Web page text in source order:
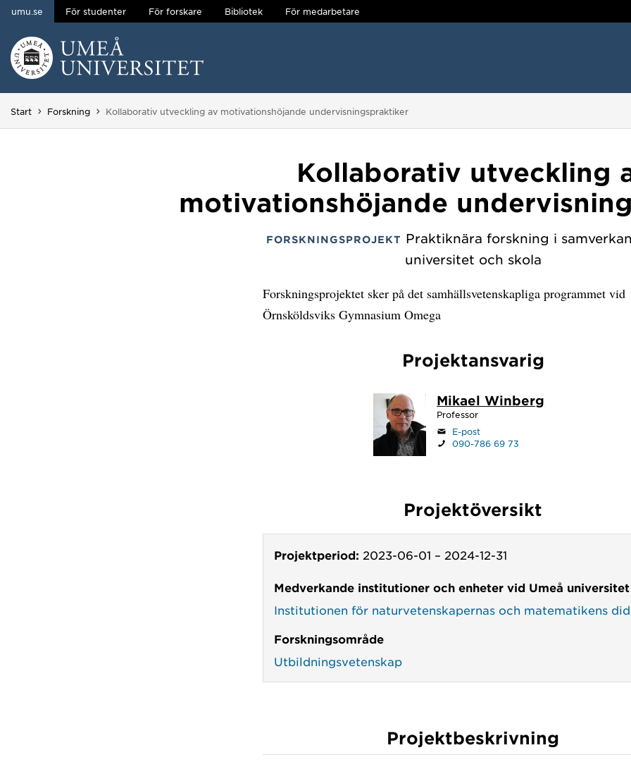
Hoppa direkt till innehållet
umu.se För studenter För forskare Bibliotek För medarbetare
Huvudmenyn dold.
Start Forskning Du är här:
Kollaborativ utveckling av motivationshöjande undervisningspraktiker
Kollaborativ utveckling
motivationshöjande
FORSKNINGSPROJEKT Praktiknära forskning i
universitet och skola
Forskningsprojektet sker på det samhällsvetenskapliga programmet vid
Örnsköldsviks Gymnasium Omega
Projektansvarig
Mikael Winberg
Professor
E-post
090-786 69 73
Projektöversikt
Projektperiod: 2023-06-01 – 2024-12-31
Medverkande institutioner och enheter vid Umeå universitet
Institutionen för naturvetenskapernas och matematikens
Forskningsområde
Utbildningsvetenskap
Projektbeskrivning